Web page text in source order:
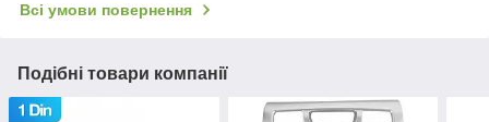
Всі умови повернення
Подібні товари компанії